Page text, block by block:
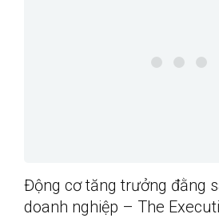
Động cơ tăng trưởng đằng
doanh nghiệp – The